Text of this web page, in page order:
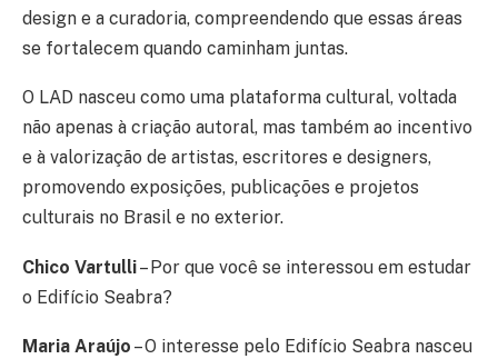
design e a curadoria, compreendendo que essas áreas
se fortalecem quando caminham juntas.
O LAD nasceu como uma plataforma cultural, voltada
não apenas à criação autoral, mas também ao incentivo
e à valorização de artistas, escritores e designers,
promovendo exposições, publicações e projetos
culturais no Brasil e no exterior.
Chico Vartulli– Por que você se interessou em estudar
o Edifício Seabra?
Maria Araújo – O interesse pelo Edifício Seabra nasceu